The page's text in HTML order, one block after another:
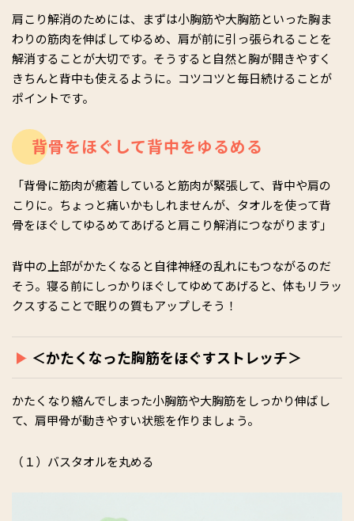
肩こり解消のためには、まずは小胸筋や大胸筋といった胸ま
わりの筋肉を伸ばしてゆるめ、肩が前に引っ張られることを
解消することが大切です。そうすると自然と胸が開きやすく
きちんと背中も使えるように。コツコツと毎日続けることが
ポイントです。
背骨をほぐして背中をゆるめる
「背骨に筋肉が癒着していると筋肉が緊張して、背中や肩の
こりに。ちょっと痛いかもしれませんが、タオルを使って背
骨をほぐしてゆるめてあげると肩こり解消につながります」
背中の上部がかたくなると自律神経の乱れにもつながるのだ
そう。寝る前にしっかりほぐしてゆめてあげると、体もリラッ
クスすることで眠りの質もアップしそう！
＜かたくなった胸筋をほぐすストレッチ＞
かたくなり縮んでしまった小胸筋や大胸筋をしっかり伸ばし
て、肩甲骨が動きやすい状態を作りましょう。
（１）バスタオルを丸める